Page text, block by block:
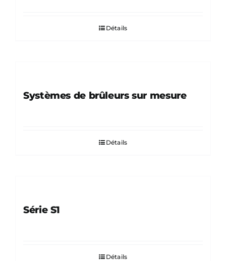
Détails
Systèmes de brûleurs sur mesure
Détails
Série S1
Détails